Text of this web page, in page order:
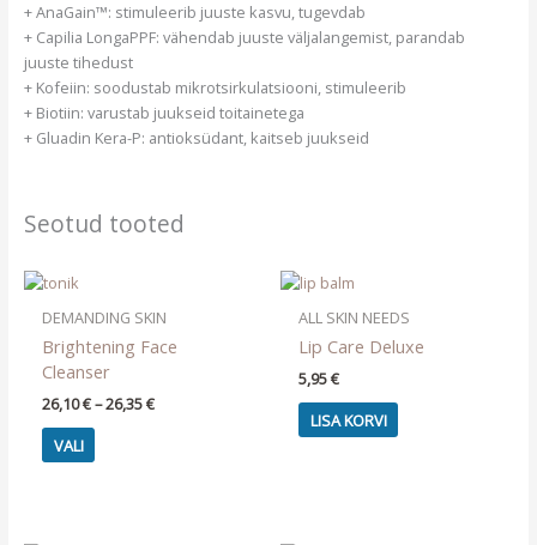
+ AnaGain™: stimuleerib juuste kasvu, tugevdab
+ Capilia LongaPPF: vähendab juuste väljalangemist, parandab
juuste tihedust
+ Kofeiin: soodustab mikrotsirkulatsiooni, stimuleerib
+ Biotiin: varustab juukseid toitainetega
+ Gluadin Kera-P: antioksüdant, kaitseb juukseid
Seotud tooted
DEMANDING SKIN
Brightening Face
Cleanser
26,10€–26,35€Price
VALI
This
product
ALL SKIN NEEDS
Lip Care Deluxe
5,95€
LISA KORVI